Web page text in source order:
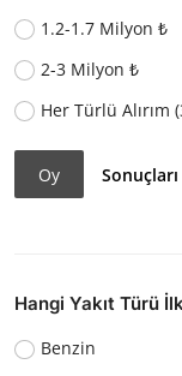
1.2-1.7 Milyon ₺
2-3 Milyon ₺
Her Türlü Alırım
Oy
Hangi Yakıt Türü
Benzin